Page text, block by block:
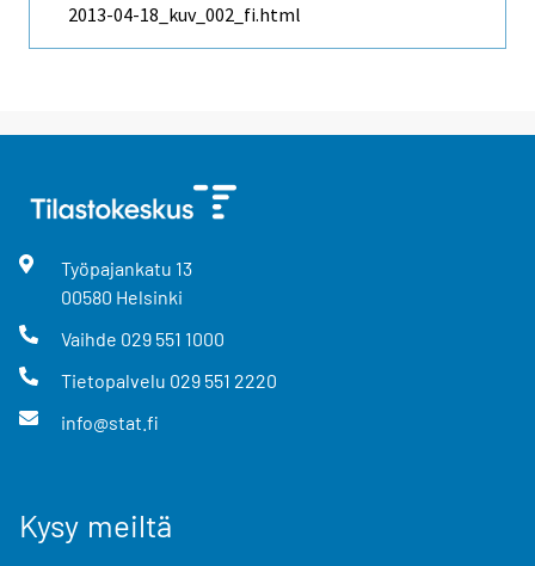
2013-04-18_kuv_002_fi.html
Työpajankatu 13
00580 Helsinki
Vaihde 029 551 1000
Tietopalvelu 029 551 2220
info@stat.fi
Kysy meiltä